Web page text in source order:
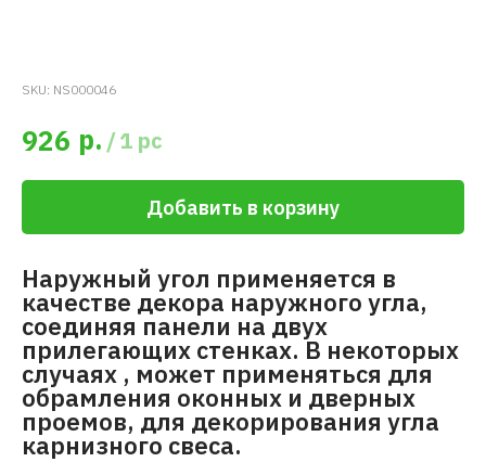
SKU: NS000046
926 р. /1 pc
Добавить в корзину
Наружный угол применяется в
качестве декора наружного угла,
соединяя панели на двух
прилегающих стенках. В некоторых
случаях , может применяться для
обрамления оконных и дверных
проемов, для декорирования угла
карнизного свеса.